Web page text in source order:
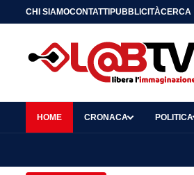
CHI SIAMOCONTATTIPUBBLICITÀCERCA
HOME CRONACA POLITICA